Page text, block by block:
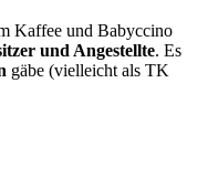
Kaffee und Babyccino
und Angestellte. Es
gäbe (vielleicht als TK